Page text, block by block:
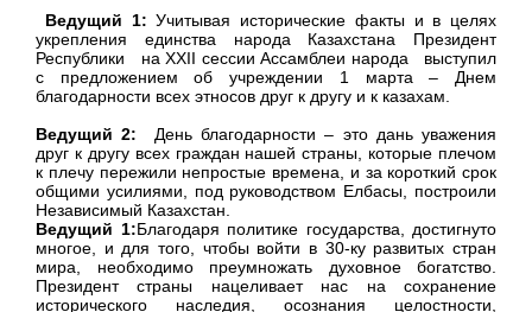
Ведущий 1: Учитывая исторические факты и в целях
укрепления единства народа Казахстана Президент
Республики на XXII сессии Ассамблеи народа выступил
с предложением об учреждении 1 марта – Днем
благодарности всех этносов друг к другу и к казахам.
Ведущий 2: День благодарности – это дань уважения
друг к другу всех граждан нашей страны, которые плечом
к плечу пережили непростые времена, и за короткий срок
общими усилиями, под руководством Елбасы, построили
Независимый Казахстан.
Ведущий 1:Благодаря политике государства, достигнуто
многое, и для того, чтобы войти в 30-ку развитых стран
мира, необходимо преумножать духовное богатство.
Президент страны нацеливает нас на сохранение
исторического наследия, осознания целостности,